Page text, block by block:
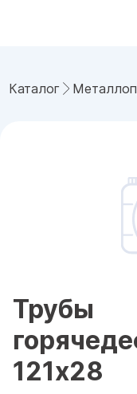
Каталог
Трубы
121x28